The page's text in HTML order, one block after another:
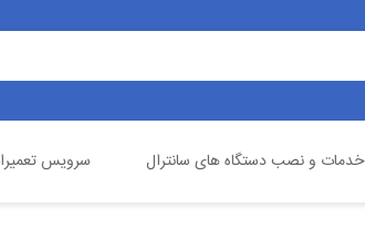
خدمات و نصب دستگاه های سانترال سرویس